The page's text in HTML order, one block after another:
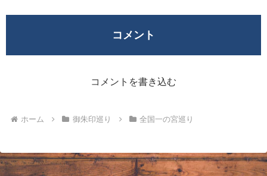
コメント
コメントを書き込む
ホーム 御朱印巡り 全国一の宮巡り